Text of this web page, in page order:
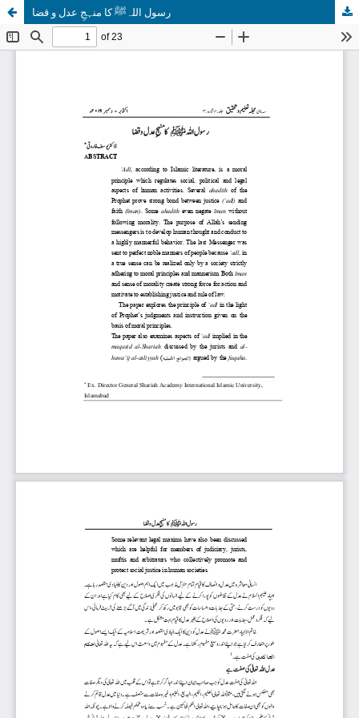
رسول اللہﷺ کا منہجِ عدل و قضا